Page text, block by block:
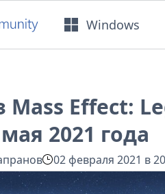
Windows
Mass Effect:
2021 года
02 февраля 2021 в